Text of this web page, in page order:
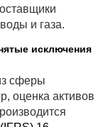
и газа.
исключения
сферы
оценка активов